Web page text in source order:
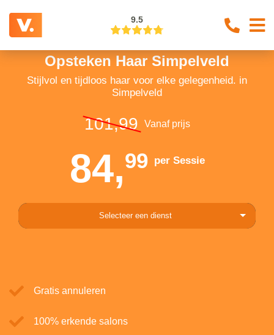
9.5
Opsteken Haar Simpelveld
Stijlvol en tijdloos haar voor elke gelegenheid. in
Simpelveld
101,99 Vanaf prijs
84,99per Sessie
Selecteer een dienst
Gratis annuleren
100% erkende salons